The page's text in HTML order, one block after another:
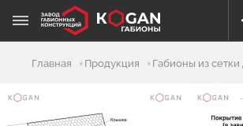
Добавлено в
Главная Продукция Габионы из